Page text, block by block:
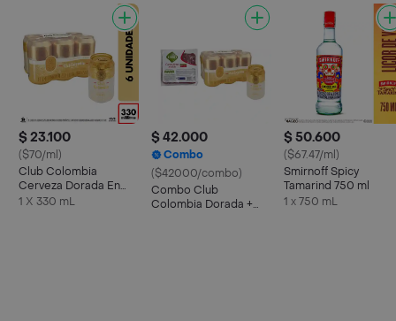
$ 23.100
($70/ml)
Club Colombia
Cerveza Dorada En
Lata 330 ML X6 Unds
1 X 330 mL
$ 42.000
Combo
($42000/combo)
Combo Club
Colombia Dorada +
$ 50.600
($67.47/ml)
Smirnoff Spicy
Tamarind 750 ml
1 x 750 mL